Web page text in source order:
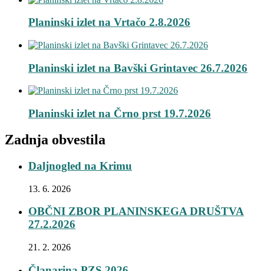
Planinski izlet na Vrtačo 2.8.2026
Planinski izlet na Bavški Grintavec 26.7.2026
Planinski izlet na Črno prst 19.7.2026
Zadnja obvestila
Daljnogled na Krimu
13. 6. 2026
OBČNI ZBOR PLANINSKEGA DRUŠTVA
27.2.2026
21. 2. 2026